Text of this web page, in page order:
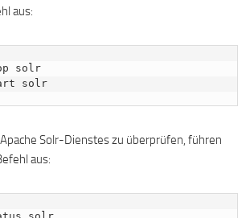
aus:
solr
solr
Solr-Dienstes zu überprüfen, führen
aus: